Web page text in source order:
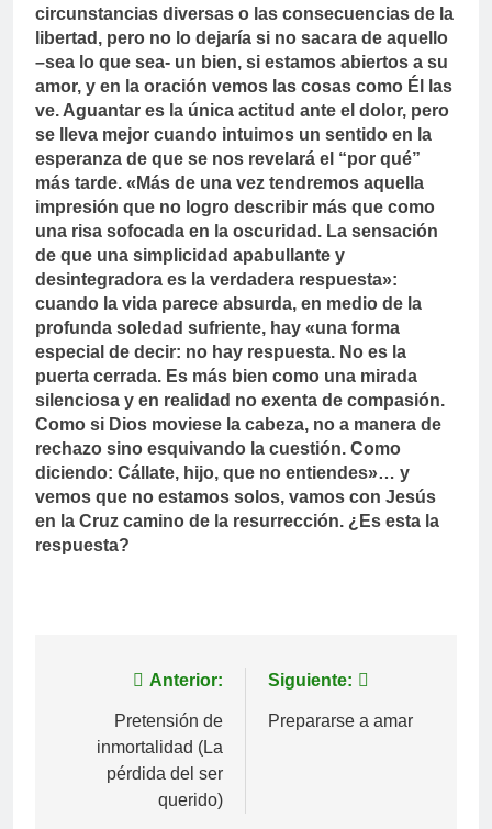
circunstancias diversas o las consecuencias de la
libertad, pero no lo dejaría si no sacara de aquello
–sea lo que sea- un bien, si estamos abiertos a su
amor, y en la oración vemos las cosas como Él las
ve. Aguantar es la única actitud ante el dolor, pero
se lleva mejor cuando intuimos un sentido en la
esperanza de que se nos revelará el “por qué”
más tarde. «Más de una vez tendremos aquella
impresión que no logro describir más que como
una risa sofocada en la oscuridad. La sensación
de que una simplicidad apabullante y
desintegradora es la verdadera respuesta»:
cuando la vida parece absurda, en medio de la
profunda soledad sufriente, hay «una forma
especial de decir: no hay respuesta. No es la
puerta cerrada. Es más bien como una mirada
silenciosa y en realidad no exenta de compasión.
Como si Dios moviese la cabeza, no a manera de
rechazo sino esquivando la cuestión. Como
diciendo: Cállate, hijo, que no entiendes»… y
vemos que no estamos solos, vamos con Jesús
en la Cruz camino de la resurrección. ¿Es esta la
respuesta?
Navegación
entradas
Anterior:
Pretensión de
inmortalidad (La
pérdida del ser
querido)
Siguiente:
Prepararse a amar